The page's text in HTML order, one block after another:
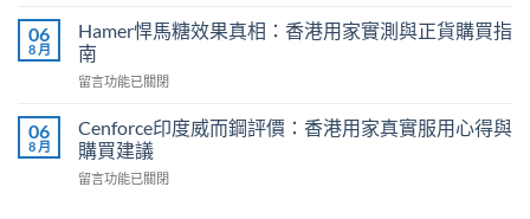
用
延
噴
選
購
指
介
2026
｜
香
5
款
門
利
士
副
作
有
哪
些？
Cialis
06
8 月
Hamer悍馬糖效果真相：香港用家實測與正貨購買指
南
在
悍
馬
糖
效
留言功能已關閉
06
8 月
Cenforce印度威而鋼評價：香港用家真實服用心得與
購買建議
在
留言功能已關閉